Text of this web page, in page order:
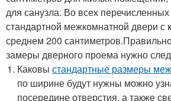
для санузла. Во всех
стандартной межкомнатной двери с
среднем 200
замеры дверного проема нужно
Каковыстандартные размеры
по ширине будут нужны можно
посередине отверстия, а также